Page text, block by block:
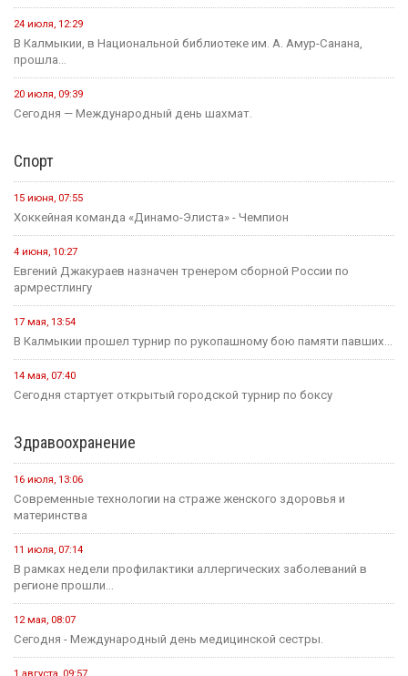
31 июля, 18:51
Детали предстоящего международного буддийского форума
Политика
24 июля, 16:31
24 июля, 09:46
20 июля, 11:17
В преддверии Единого дня голосования Общественная палата
14 июля, 10:44
Образование
12 мая, 08:18
проведения...
25 июля, 10:43
конкурсные...
21 июля, 16:04
представить Калмыкию...
11 июля, 14:51
1,5 миллиона рублей на развитие школьных пространств и